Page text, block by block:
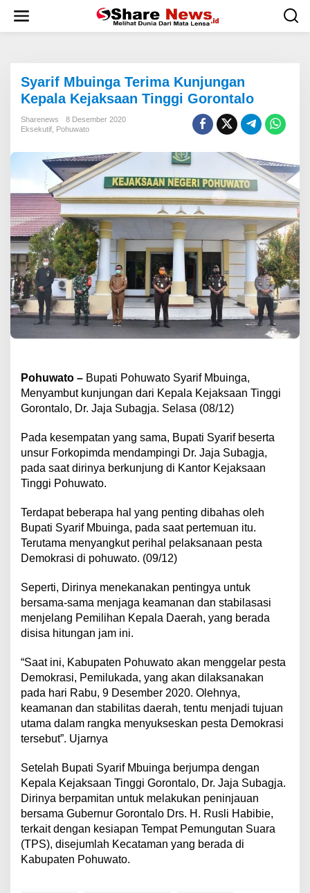
w
Syarif Mbuinga Terima Kunjungan
Kepala Kejaksaan Tinggi Gorontalo
Sharenews
8 Desember 2020
Eksekutif Pohuwato
Pohuwato – Bupati Pohuwato Syarif Mbuinga,
Menyambut kunjungan dari Kepala Kejaksaan Tinggi
Gorontalo, Dr. Jaja Subagja. Selasa (08/12)
Pada kesempatan yang sama, Bupati Syarif beserta
unsur Forkopimda mendampingi Dr. Jaja Subagja,
pada saat dirinya berkunjung di Kantor Kejaksaan
Tinggi Pohuwato.
Terdapat beberapa hal yang penting dibahas oleh
Bupati Syarif Mbuinga, pada saat pertemuan itu.
Terutama menyangkut perihal pelaksanaan pesta
Demokrasi di pohuwato. (09/12)
Seperti, Dirinya menekanakan pentingya untuk
bersama-sama menjaga keamanan dan stabilasasi
menjelang Pemilihan Kepala Daerah, yang berada
disisa hitungan jam ini.
“Saat ini, Kabupaten Pohuwato akan menggelar pesta
Demokrasi, Pemilukada, yang akan dilaksanakan
pada hari Rabu, 9 Desember 2020. Olehnya,
keamanan dan stabilitas daerah, tentu menjadi tujuan
utama dalam rangka menyukseskan pesta Demokrasi
tersebut”. Ujarnya
Setelah Bupati Syarif Mbuinga berjumpa dengan
Kepala Kejaksaan Tinggi Gorontalo, Dr. Jaja Subagja.
Dirinya berpamitan untuk melakukan peninjauan
bersama Gubernur Gorontalo Drs. H. Rusli Habibie,
terkait dengan kesiapan Tempat Pemungutan Suara
(TPS), disejumlah Kecataman yang berada di
Kabupaten Pohuwato.